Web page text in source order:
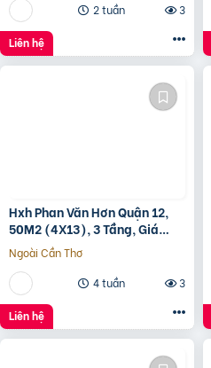
2 tuần
3
Liên hệ
Hxh Phan Văn Hơn Quận 12,
50M2 (4X13), 3 Tầng, Giá
4.96 Tỷ
Ngoài Cần Thơ
4 tuần
3
Liên hệ